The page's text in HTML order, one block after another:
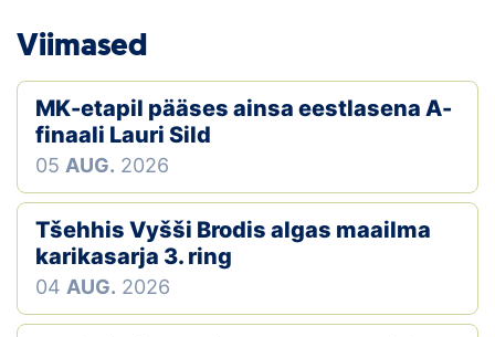
Viimased
MK-etapil pääses ainsa eestlasena A-
finaali Lauri Sild
05 AUG. 2026
Tšehhis Vyšši Brodis algas maailma
karikasarja 3. ring
04 AUG. 2026